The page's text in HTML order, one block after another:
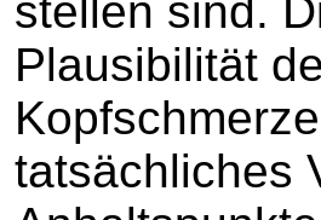
stellen sind.
Plausibilität
tatsächliches